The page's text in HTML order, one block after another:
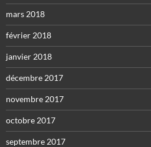
mars 2018
février 2018
janvier 2018
décembre 2017
novembre 2017
octobre 2017
septembre 2017